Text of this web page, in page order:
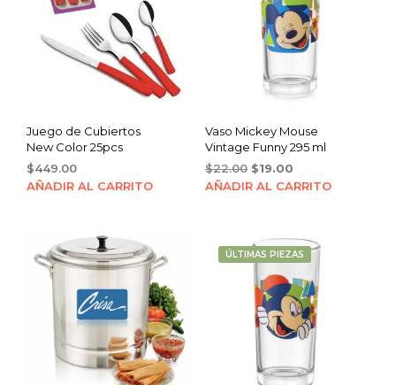
Juego de Cubiertos
New Color 25pcs
$449.00
AÑADIR AL CARRITO
Vaso Mickey Mouse
Vintage Funny 295 ml
$22.00 Original
price
$19.00Current
price
AÑADIR AL CARRITO
ÚLTIMAS PIEZAS